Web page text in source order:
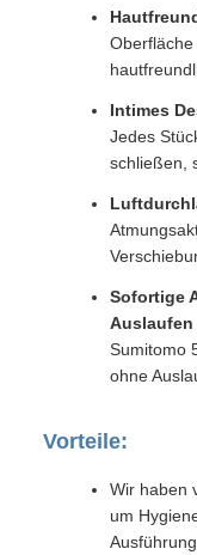
Intimes
Jedes
schließen,
Sofortige
Auslaufen
Sumitomo
ohne
Vorteile:
Wir haben
um